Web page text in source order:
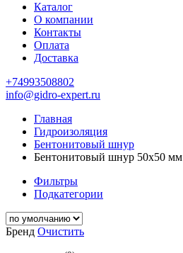
Каталог
О компании
Контакты
Оплата
Доставка
+74993508802
info@gidro-expert.ru
Главная
Гидроизоляция
Бентонитовый шнур
Бентонитовый шнур 50х50 мм
Фильтры
Подкатегории
Бренд Очистить